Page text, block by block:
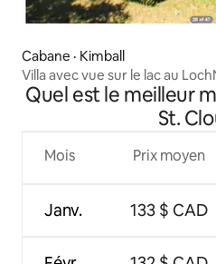
Cabane · Kimball
Villa avec vue sur le lac au
Quel est le meilleur
St.
Mois
Janv.
Prix moyen
133 $ CAD